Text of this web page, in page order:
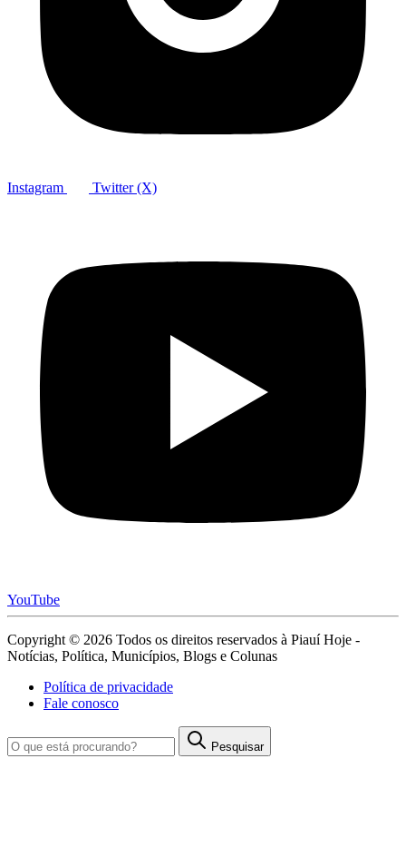
Instagram Twitter (X)
YouTube
Copyright © 2026 Todos os direitos reservados à Piauí Hoje -
Notícias, Política, Municípios, Blogs e Colunas
Política de privacidade
Fale conosco
Pesquisar